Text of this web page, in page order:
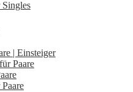
Singles
| Einsteiger
Paare